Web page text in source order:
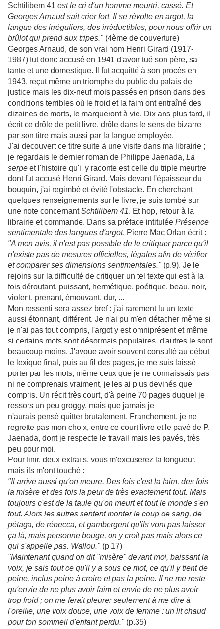
Schtilibem 41 est le cri d'un homme meurtri, cassé. Et
Georges Arnaud sait crier fort. Il se révolte en argot, la
langue des irréguliers, des irréductibles, pour nous offrir un
brûlot qui prend aux tripes."(4ème de couverture)
Georges Arnaud, de son vrai nom Henri Girard (1917-
1987) fut donc accusé en 1941 d'avoir tué son père, sa
tante et une domestique. Il fut acquitté à son procès en
1943, reçut même un triomphe du public du palais de
justice mais les dix-neuf mois passés en prison dans des
conditions terribles où le froid et la faim ont entraîné des
dizaines de morts, le marqueront à vie. Dix ans plus tard, il
écrit ce drôle de petit livre, drôle dans le sens de bizarre
par son titre mais aussi par la langue employée.
J'ai découvert ce titre suite à une visite dans ma librairie ;
je regardais le dernier roman de Philippe Jaenada, La
serpe et l'histoire qu'il y raconte est celle du triple meurtre
dont fut accusé Henri Girard. Mais devant l'épaisseur du
bouquin, j'ai regimbé et évité l'obstacle. En cherchant
quelques renseignements sur le livre, je suis tombé sur
une note concernantSchtilibem 41. Et hop, retour à la
librairie et commande. Dans sa préface intitulée Présence
sentimentale des langues d'argot, Pierre Mac Orlan écrit :
"A mon avis, il n'est pas possible de le critiquer parce qu'il
n'existe pas de mesures officielles, légales afin de vérifier
et comparer ses dimensions sentimentales." (p.9). Je le
rejoins sur la difficulté de critiquer un tel texte qui est à la
fois déroutant, puissant, hermétique, poétique, beau, noir,
violent, prenant, émouvant, dur, ...
Mon ressenti sera assez bref : j'ai rarement lu un texte
aussi étonnant, différent. Je n'ai pu m'en détacher même si
je n'ai pas tout compris, l'argot y est omniprésent et même
si certains mots sont désormais populaires, d'autres le sont
beaucoup moins. J'avoue avoir souvent consulté au début
le lexique final, puis au fil des pages, je me suis laissé
porter par les mots, même ceux que je ne connaissais pas
ni ne comprenais vraiment, je les ai plus devinés que
compris. Un récit très court, d'à peine 70 pages duquel je
ressors un peu groggy, mais que jamais je
n'aurais pensé quitter brutalement. Franchement, je ne
regrette pas mon choix, entre ce court livre et le pavé de P.
Jaenada, dont je respecte le travail mais les pavés, très
peu pour moi.
Pour finir, deux extraits, vous m'excuserez la longueur,
mais ils m'ont touché :
"Il arrive aussi qu'on meure. Des fois c'est la faim, des fois
la misère et des fois la peur de très exactement tout. Mais
toujours c'est de la taule qu'on meurt et tout le monde s'en
fout. Alors les autres sentent monter le coup de sang, de
pétaga, de rébecca, et gambergent qu'ils vont pas laisser
ça là, mais personne bouge, on y croit pas mais alors ce
qui s'appelle pas. Wallou."(p.17)
"Maintenant quand on dit "misère" devant moi, baissant la
voix, je sais tout ce qu'il y a sous ce mot, ce qu'il y tient de
peine, inclus peine à croire et pas la peine. Il ne me reste
qu'envie de ne plus avoir faim et envie de ne plus avoir
trop froid ; on me ferait pleurer seulement à me dire à
l'oreille, une voix douce, une voix de femme : un lit chaud
pour ton sommeil d'enfant perdu."(p.35)